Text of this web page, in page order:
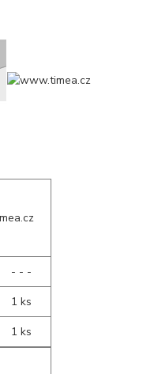
- - -
1 ks
1 ks